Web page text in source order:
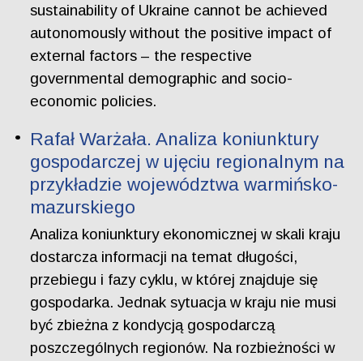
sustainability of Ukraine cannot be achieved
autonomously without the positive impact of
external factors – the respective
governmental demographic and socio-
economic policies.
Rafał Warżała. Analiza koniunktury
gospodarczej w ujęciu regionalnym na
przykładzie województwa warmińsko-
mazurskiego
Analiza koniunktury ekonomicznej w skali kraju
dostarcza informacji na temat długości,
przebiegu i fazy cyklu, w której znajduje się
gospodarka. Jednak sytuacja w kraju nie musi
być zbieżna z kondycją gospodarczą
poszczególnych regionów. Na rozbieżności w